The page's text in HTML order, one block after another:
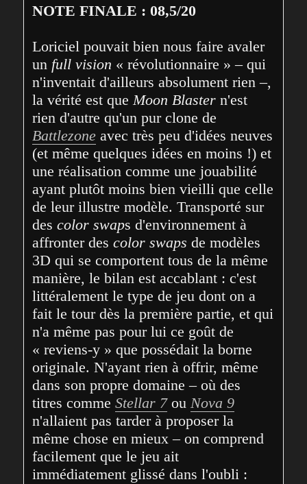
NOTE FINALE : 08,5/20
Loriciel pouvait bien nous faire avaler
un full vision « révolutionnaire » – qui
n'inventait d'ailleurs absolument rien –,
la vérité est que Moon Blaster n'est
Battlezone avec très peu d'idées neuves
(et même quelques idées en moins !) et
une réalisation comme une jouabilité
ayant plutôt moins bien vieilli que celle
de leur illustre modèle. Transporté sur
des color swaps d'environnement à
affronter des color swaps de modèles
3D qui se comportent tous de la même
manière, le bilan est accablant : c'est
littéralement le type de jeu dont on a
fait le tour dès la première partie, et qui
n'a même pas pour lui ce goût de
« reviens-y » que possédait la borne
originale. N'ayant rien à offrir, même
dans son propre domaine – où des
titres comme Stellar 7 ou Nova 9
n'allaient pas tarder à proposer la
même chose en mieux – on comprend
facilement que le jeu ait
immédiatement glissé dans l'oubli :